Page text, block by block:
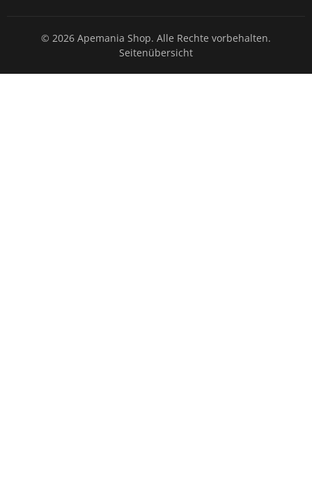
© 2026 Apemania Shop. Alle Rechte vorbehalten.
Seitenübersicht